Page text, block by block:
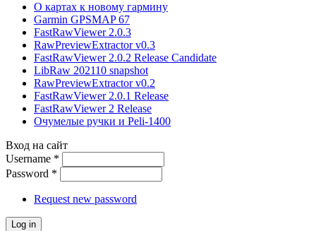
О картах к новому гармину
Garmin GPSMAP 67
FastRawViewer 2.0.3
RawPreviewExtractor v0.3
FastRawViewer 2.0.2 Release Candidate
LibRaw 202110 snapshot
RawPreviewExtractor v0.2
FastRawViewer 2.0.1 Release
FastRawViewer 2 Release
Очумелые ручки и Peli-1400
Вход на сайт
Username *
Password *
Request new password